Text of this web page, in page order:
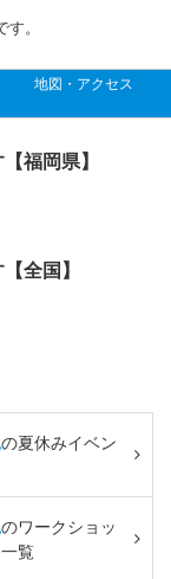
。
地図・アクセス
福岡県】
全国】
の夏休みイベン
のワークショッ
覧